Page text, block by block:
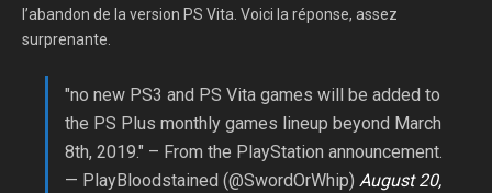
l’abandon de la version PS Vita. Voici la réponse, assez
surprenante.
"no new PS3 and PS Vita games will be added to
the PS Plus monthly games lineup beyond March
8th, 2019." – From the PlayStation announcement.
— PlayBloodstained (@SwordOrWhip) August 20,